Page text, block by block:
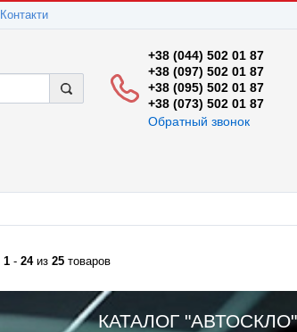
Контакти
+38 (044) 502 01 87
+38 (097) 502 01 87
+38 (095) 502 01 87
+38 (073) 502 01 87
Обратный звонок
1 - 24из 25 товаров
КАТАЛОГ "АВТОСКЛО"